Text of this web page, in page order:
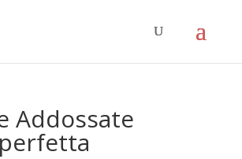
Addossate